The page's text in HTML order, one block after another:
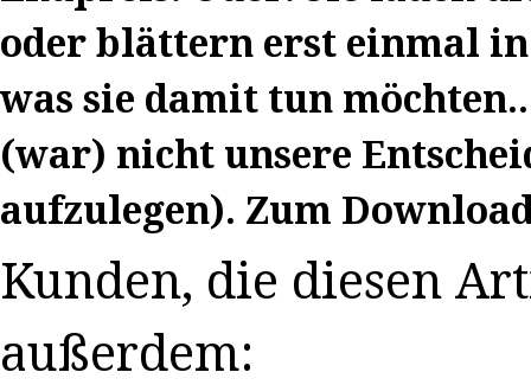
oder blättern erst einmal in
was sie damit tun
(war) nicht unsere
aufzulegen). Zum
Kunden, die diesen
außerdem: